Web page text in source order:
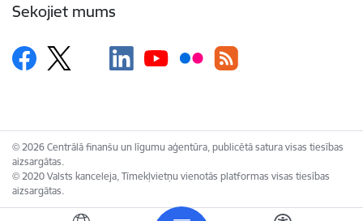
Sekojiet mums
© 2026 Centrālā finanšu un līgumu aģentūra, publicētā satura visas tiesības
aizsargātas.
© 2020 Valsts kanceleja, Tīmekļvietņu vienotās platformas visas tiesības
aizsargātas.